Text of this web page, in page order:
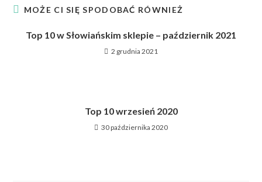
MOŻE CI SIĘ SPODOBAĆ RÓWNIEŻ
Top 10 w Słowiańskim sklepie – październik 2021
2 grudnia 2021
Top 10 wrzesień 2020
30 października 2020